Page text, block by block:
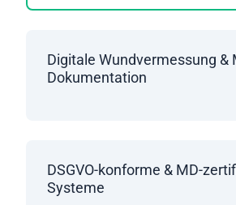
Digitale Wundvermessung &
Dokumentation
DSGVO-konforme & MD-
Systeme